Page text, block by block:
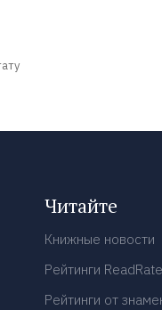
Читайте
Книжные новости
Рейтинги ReadRate
Рейтинги от